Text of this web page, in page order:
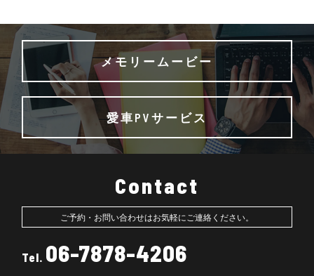
メモリームービー
愛車PVサービス
Contact
ご予約・お問い合わせはお気軽にご連絡ください。
Tel. 06-7878-4206